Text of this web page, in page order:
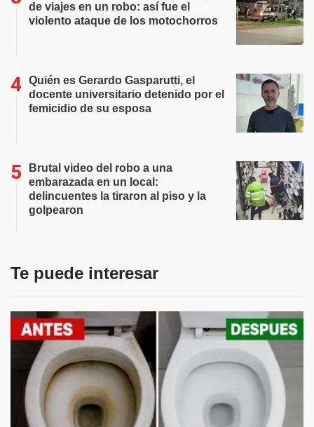
de viajes en un robo: así fue el
violento ataque de los motochorros
Quién es Gerardo Gasparutti, el
docente universitario detenido por el
femicidio de su esposa
Brutal video del robo a una
embarazada en un local:
delincuentes la tiraron al piso y la
golpearon
Te puede interesar